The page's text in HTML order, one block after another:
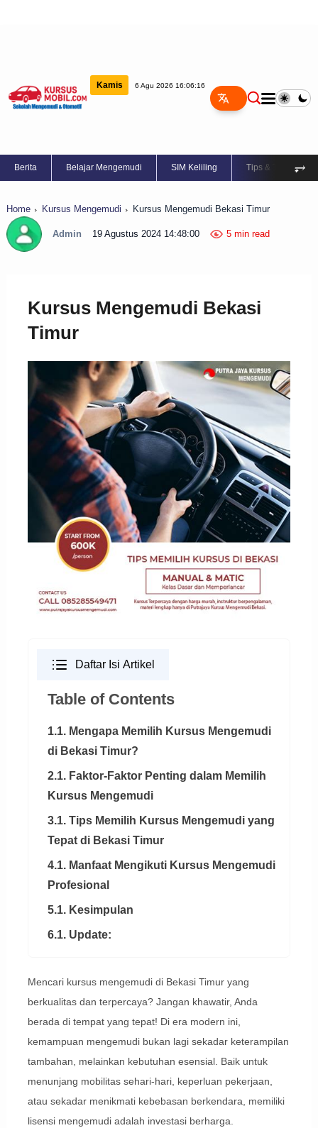
Kamis 6 Agu 2026 16:06:17
Berita Belajar Mengemudi SIM Keliling Tips & Trik ⥅
Home Kursus Mengemudi Kursus Mengemudi Bekasi Timur
Admin 19 Agustus 2024 14:48:00 5 min read
Kursus Mengemudi Bekasi
Timur
Daftar Isi Artikel
Table of Contents
1.1. Mengapa Memilih Kursus Mengemudi
di Bekasi Timur?
2.1. Faktor-Faktor Penting dalam Memilih
Kursus Mengemudi
3.1. Tips Memilih Kursus Mengemudi yang
Tepat di Bekasi Timur
4.1. Manfaat Mengikuti Kursus Mengemudi
Profesional
5.1. Kesimpulan
6.1. Update:
Mencari kursus mengemudi di Bekasi Timur yang
berkualitas dan terpercaya? Jangan khawatir, Anda
berada di tempat yang tepat! Di era modern ini,
kemampuan mengemudi bukan lagi sekadar keterampilan
tambahan, melainkan kebutuhan esensial. Baik untuk
menunjang mobilitas sehari-hari, keperluan pekerjaan,
atau sekadar menikmati kebebasan berkendara, memiliki
lisensi mengemudi adalah investasi berharga.